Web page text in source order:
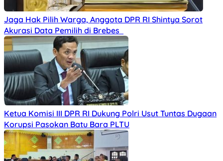
Jaga Hak Pilih Warga, Anggota DPR RI Shintya Sorot
Akurasi Data Pemilih di Brebes
Ketua Komisi III DPR RI Dukung Polri Usut Tuntas Dugaan
Korupsi Pasokan Batu Bara PLTU